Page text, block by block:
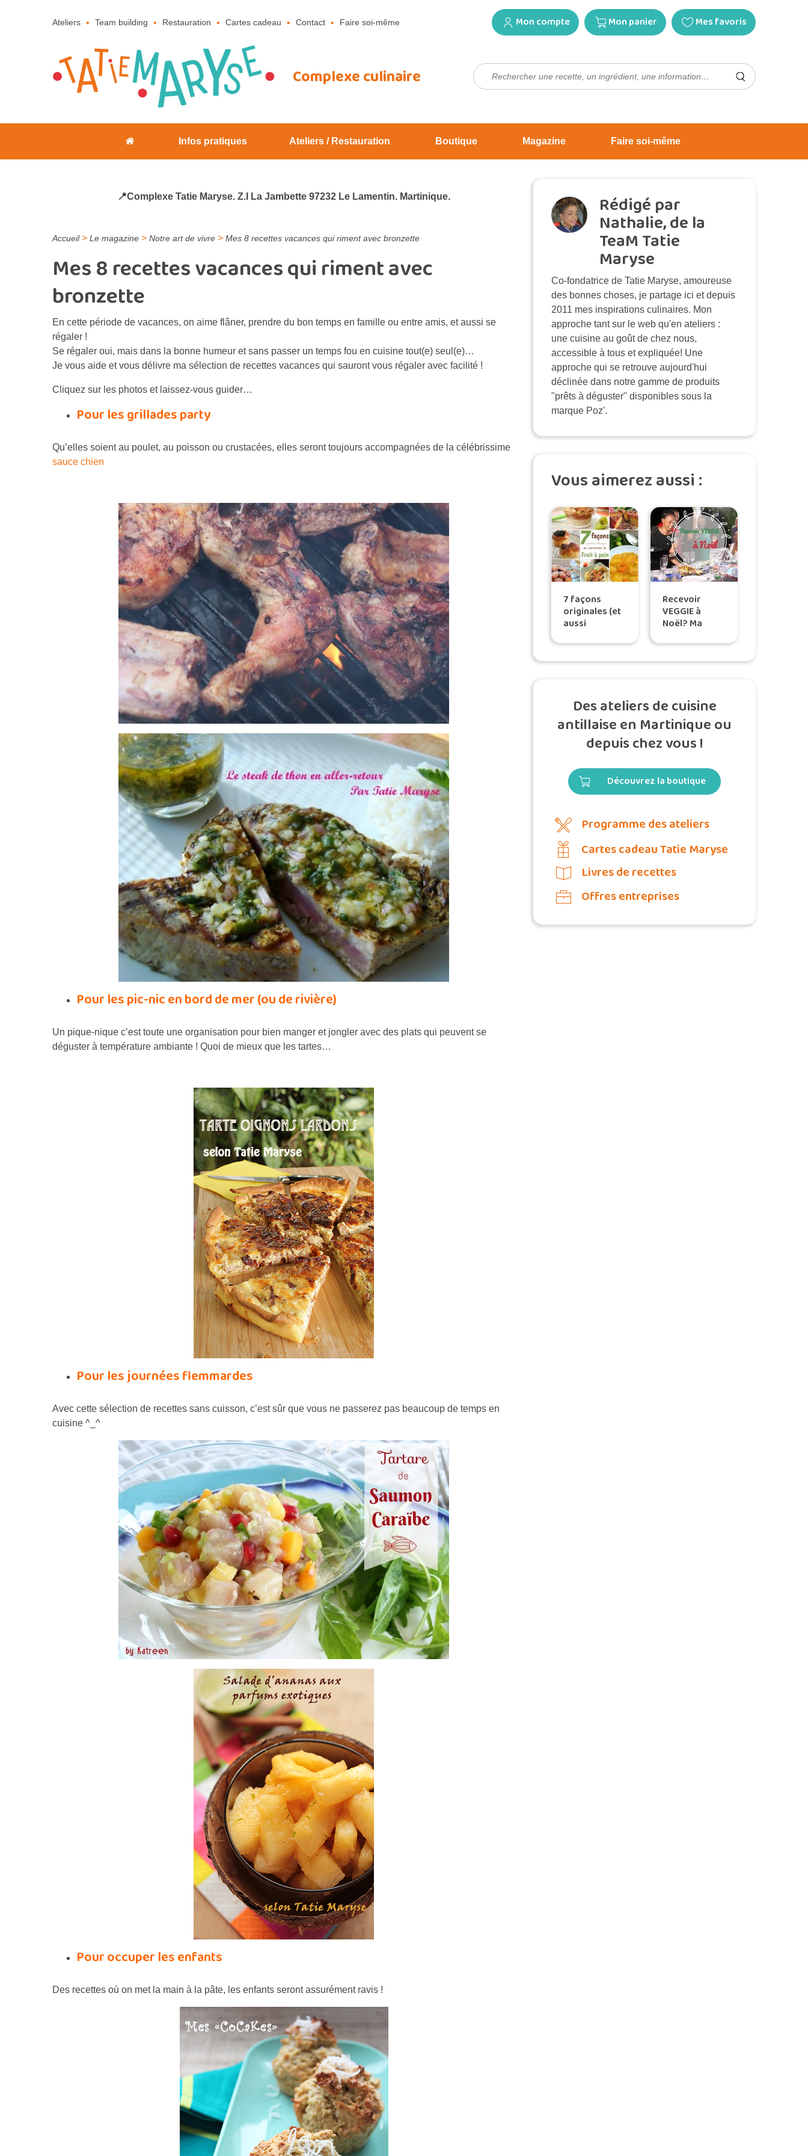
Ateliers Team building Restauration Cartes cadeau Contact Faire soi-même Mon compte Mon panier Mes favoris
Complexe culinaire Rechercher :
Infos pratiques Ateliers / Restauration Boutique Magazine Faire soi-même
📍Complexe Tatie Maryse. Z.I La Jambette 97232 Le Lamentin. Martinique.
Accueil> Le magazine > Notre art de vivre > Mes 8 recettes vacances qui riment avec bronzette
Mes 8 recettes vacances qui riment avec
bronzette
En cette période de vacances, on aime flâner, prendre du bon temps en famille ou entre amis, et aussi se
régaler !
Se régaler oui, mais dans la bonne humeur et sans passer un temps fou en cuisine tout(e) seul(e)…
Je vous aide et vous délivre ma sélection de recettes vacances qui sauront vous régaler avec facilité !
Cliquez sur les photos et laissez-vous guider…
Pour les grillades party
Qu’elles soient au poulet, au poisson ou crustacées, elles seront toujours accompagnées de la célébrissime
sauce chien
Pour les pic-nic en bord de mer (ou de rivière)
Un pique-nique c’est toute une organisation pour bien manger et jongler avec des plats qui peuvent se
déguster à température ambiante ! Quoi de mieux que les tartes…
Pour les journées flemmardes
Avec cette sélection de recettes sans cuisson, c’est sûr que vous ne passerez pas beaucoup de temps en
cuisine ^_^
Pour occuper les enfants
Des recettes où on met la main à la pâte, les enfants seront assurément ravis !
Rédigé par
Nathalie, de la
TeaM Tatie
Maryse
Co-fondatrice de Tatie Maryse, amoureuse
des bonnes choses, je partage ici et depuis
2011 mes inspirations culinaires. Mon
approche tant sur le web qu'en ateliers :
une cuisine au goût de chez nous,
accessible à tous et expliquée! Une
approche qui se retrouve aujourd'hui
déclinée dans notre gamme de produits
"prêts à déguster" disponibles sous la
marque Poz'.
Vous aimerez aussi :
7 façons
originales (et
aussi
consommer le
fruit à pain
Recevoir
VEGGIE à
Noël? Ma
un dîner
réussi
Des ateliers de cuisine
antillaise en Martinique ou
depuis chez vous !
Découvrez la boutique
Programme des ateliers
Cartes cadeau Tatie Maryse
Livres de recettes
Offres entreprises